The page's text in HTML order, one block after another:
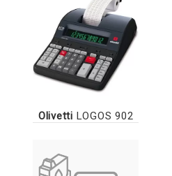
Olivetti LOGOS 902